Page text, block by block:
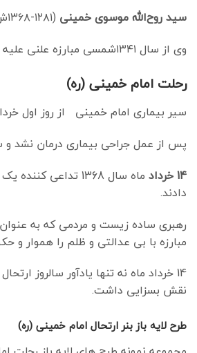
سید روح‌الله موسوی خمینی (۱۲۸۱-۱۳۶۸ش) مشهور به
وی از سال ۱۳۴۱شمسی مبارزه علنی علیه نظام سلطنتی پهلوی در ایران را آغاز کرد.
رحلت امام خمینی (ره)
سیر بیماری امام خمینی از روز اول خرداد ماه سال 1368 ه. ش. به طور جدی آغاز شد و تیم پزشکان تصمیم به
پس از عمل جراحی بیماری درمان نشد و سرانجام امام خمینی در ساعت 20/22
14 خرداد
ماه سال 1368
دادند.
رهبری ساده زیست و مردمی که به عنوان
مبارزه با بی عدالتی و ظلم را هموار و
14 خرداد ماه نه تنها یادآور سالروز ارتحال جانسوز رهبر کبیر انقلاب اسلامی است بلکه یادآور
نقش بسزایی داشت.
طرح لایه باز بنر ارتحال امام خمینی (ره)